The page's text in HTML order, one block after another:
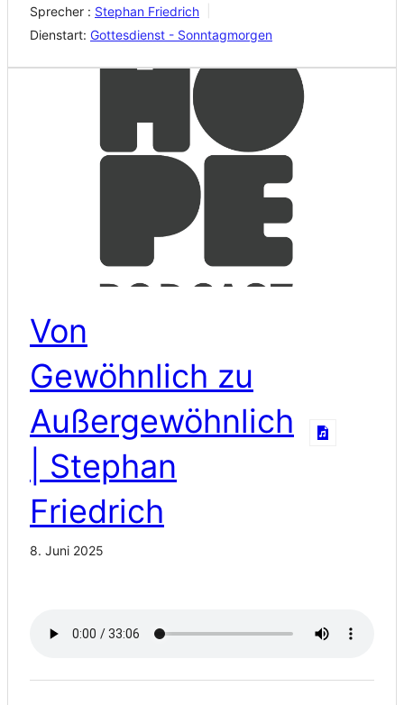
Sprecher : Stephan Friedrich
Dienstart: Gottesdienst - Sonntagmorgen
Von
Gewöhnlich zu
Außergewöhnlich
| Stephan
Friedrich
8. Juni 2025